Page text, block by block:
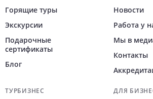
Горящие туры
Экскурсии
Подарочные
сертификаты
Блог
Новости
Работа у
Мы в
Контакты
ТУРБИЗНЕС ДЛЯ